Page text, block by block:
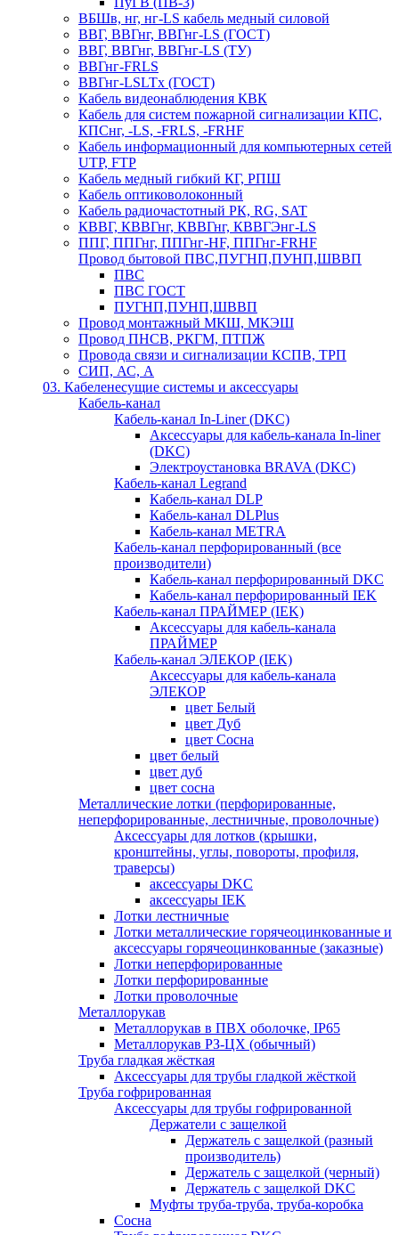
ВБШв, нг, нг-LS кабель медный силовой
ВВГ, ВВГнг, ВВГнг-LS (ГОСТ)
ВВГ, ВВГнг, ВВГнг-LS (ТУ)
ВВГнг-FRLS
ВВГнг-LSLTx (ГОСТ)
Кабель видеонаблюдения КВК
Кабель для систем пожарной сигнализации КПС,
КПСнг, -LS, -FRLS, -FRHF
Кабель информационный для компьютерных сетей
UTP, FTP
Кабель медный гибкий КГ, РПШ
Кабель оптиковолоконный
Кабель радиочастотный РК, RG, SAT
КВВГ, КВВГнг, КВВГнг, КВВГЭнг-LS
ППГ, ППГнг, ППГнг-HF, ППГнг-FRHF
Провод бытовой ПВС,ПУГНП,ПУНП,ШВВП
ПВС
ПВС ГОСТ
ПУГНП,ПУНП,ШВВП
Провод монтажный МКШ, МКЭШ
Провод ПНСВ, РКГМ, ПТПЖ
Провода связи и сигнализации КСПВ, ТРП
СИП, АС, А
03. Кабеленесущие системы и аксессуары
Кабель-канал
Кабель-канал In-Liner (DKC)
Аксессуары для кабель-канала In-liner
(DKC)
Электроустановка BRAVA (DKC)
Кабель-канал Legrand
Кабель-канал DLP
Кабель-канал DLPlus
Кабель-канал METRA
Кабель-канал перфорированный (все
производители)
Кабель-канал перфорированный DKC
Кабель-канал перфорированный IEK
Кабель-канал ПРАЙМЕР (IEK)
Аксессуары для кабель-канала
ПРАЙМЕР
Кабель-канал ЭЛЕКОР (IEK)
Аксессуары для кабель-канала
ЭЛЕКОР
цвет Белый
цвет Дуб
цвет Сосна
цвет белый
цвет дуб
цвет сосна
Металлические лотки (перфорированные,
неперфорированные, лестничные, проволочные)
Аксессуары для лотков (крышки,
кронштейны, углы, повороты, профиля,
траверсы)
аксессуары DKC
аксессуары IEK
Лотки лестничные
Лотки металлические горячеоцинкованные и
аксессуары горячеоцинкованные (заказные)
Лотки неперфорированные
Лотки перфорированные
Лотки проволочные
Металлорукав
Металлорукав в ПВХ оболочке, IP65
Металлорукав РЗ-ЦХ (обычный)
Труба гладкая жёсткая
Аксессуары для трубы гладкой жёсткой
Труба гофрированная
Аксессуары для трубы гофрированной
Держатели с защелкой
Держатель с защелкой (разный
производитель)
Держатель с защелкой (черный)
Держатель с защелкой DKC
Муфты труба-труба, труба-коробка
Сосна